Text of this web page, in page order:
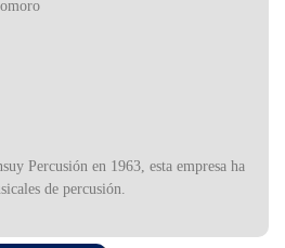
Percusión en 1963, esta empresa ha
de percusión.
para expandir constantemente la